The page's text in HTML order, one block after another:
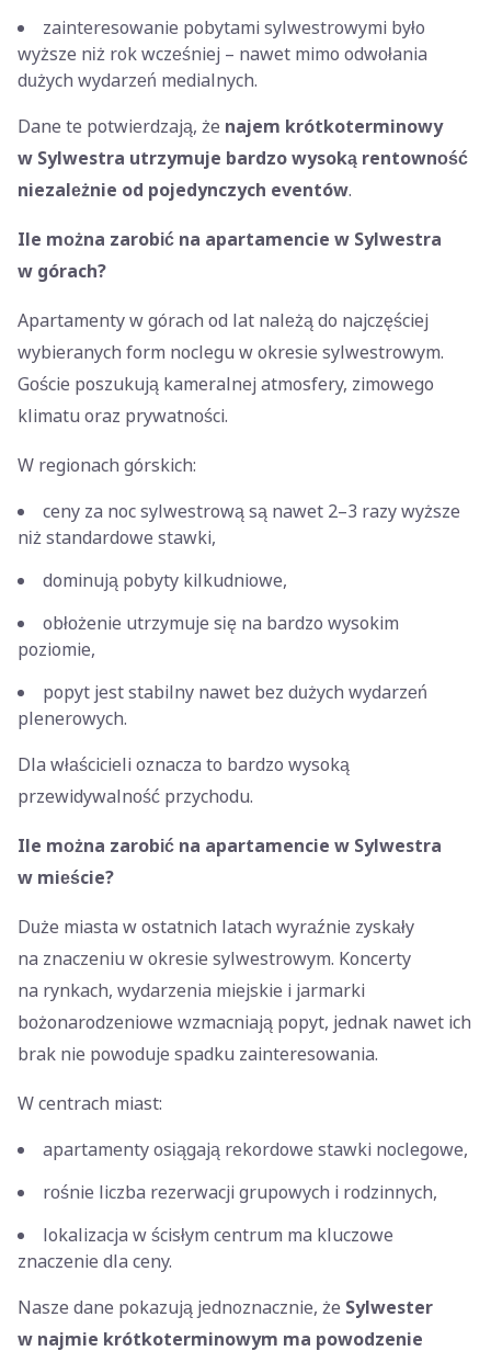
zainteresowanie pobytami sylwestrowymi było
wyższe niż rok wcześniej – nawet mimo odwołania
dużych wydarzeń medialnych.
Dane te potwierdzają, że najem krótkoterminowy
w Sylwestra utrzymuje bardzo wysoką rentowność
niezależnie od pojedynczych eventów.
Ile można zarobić na apartamencie w Sylwestra
w górach?
Apartamenty w górach od lat należą do najczęściej
wybieranych form noclegu w okresie sylwestrowym.
Goście poszukują kameralnej atmosfery, zimowego
klimatu oraz prywatności.
W regionach górskich:
ceny za noc sylwestrową są nawet 2–3 razy wyższe
niż standardowe stawki,
dominują pobyty kilkudniowe,
obłożenie utrzymuje się na bardzo wysokim
poziomie,
popyt jest stabilny nawet bez dużych wydarzeń
plenerowych.
Dla właścicieli oznacza to bardzo wysoką
przewidywalność przychodu.
Ile można zarobić na apartamencie w Sylwestra
w mieście?
Duże miasta w ostatnich latach wyraźnie zyskały
na znaczeniu w okresie sylwestrowym. Koncerty
na rynkach, wydarzenia miejskie i jarmarki
bożonarodzeniowe wzmacniają popyt, jednak nawet ich
brak nie powoduje spadku zainteresowania.
W centrach miast:
apartamenty osiągają rekordowe stawki noclegowe,
rośnie liczba rezerwacji grupowych i rodzinnych,
lokalizacja w ścisłym centrum ma kluczowe
znaczenie dla ceny.
Nasze dane pokazują jednoznacznie, że Sylwester
w najmie krótkoterminowym ma powodzenie